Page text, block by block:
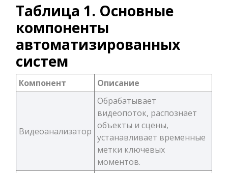
Таблица 1. Основные
компоненты
автоматизированных
систем
Компонент Описание
Видеоанализатор
Обрабатывает
видеопоток, распознает
объекты и сцены,
устанавливает временные
метки ключевых
моментов.